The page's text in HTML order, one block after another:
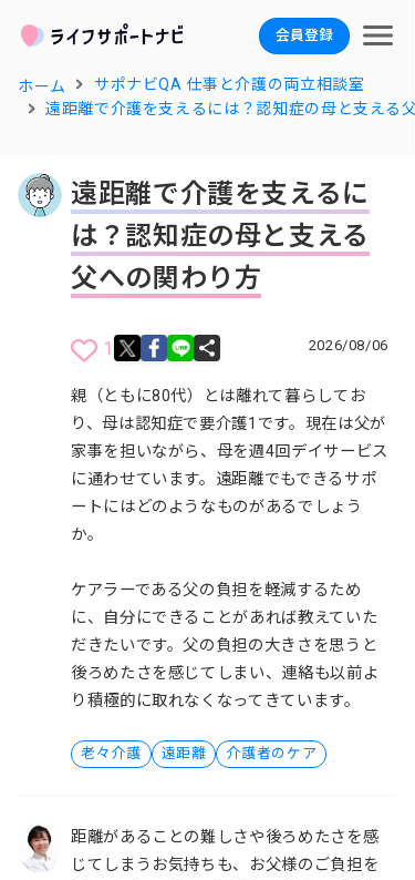
会員登録
ホーム
サポナビQA 仕事と介護の両立相談室
遠距離で介護を支えるには？認知症の母と支える
遠距離で介護を支えるに
は？認知症の母と支える
父への関わり方
1 2026/08/06
親（ともに80代）とは離れて暮らしてお
り、母は認知症で要介護1です。現在は父が
家事を担いながら、母を週4回デイサービス
に通わせています。遠距離でもできるサポ
ートにはどのようなものがあるでしょう
か。
ケアラーである父の負担を軽減するため
に、自分にできることがあれば教えていた
だきたいです。父の負担の大きさを思うと
後ろめたさを感じてしまい、連絡も以前よ
り積極的に取れなくなってきています。
老々介護 遠距離 介護者のケア
距離があることの難しさや後ろめたさを感
じてしまうお気持ちも、お父様のご負担を